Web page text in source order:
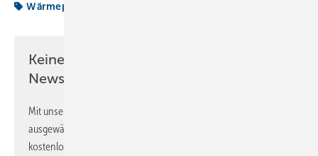
Wärmepumpe
Keine Zeit? Kein Problem mit dem KK
Newsletter!
Mit unserem Newsletter erhalten Sie regelmäßig von uns
ausgewählte Informationen und Neuigkeiten, gebündelt und
kostenlos direkt ins Postfach.